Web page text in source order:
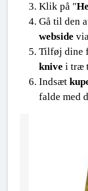
Klik på "
Gå til den
webside
Tilføj dine
knive i træ
Indsæt
falde med